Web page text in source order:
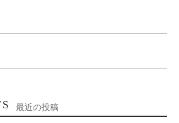
最近の投稿